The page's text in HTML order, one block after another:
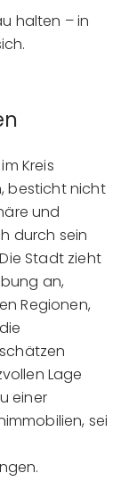
halten – in
Kreis
besticht nicht
und
durch sein
Stadt zieht
an,
Regionen,
Lage
einer
sei